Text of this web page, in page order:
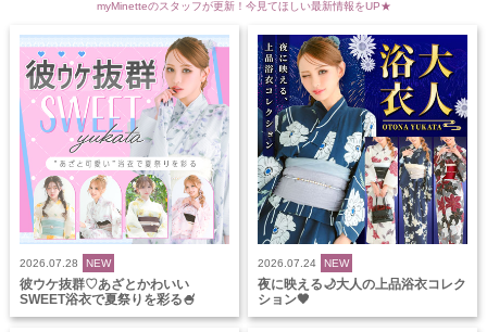
myMinetteのスタッフが更新！今見てほしい最新情報をUP★
2026.07.28 NEW
彼ウケ抜群♡あざとかわいい
SWEET浴衣で夏祭りを彩る🍧
2026.07.24 NEW
夜に映える🌙大人の上品浴衣コレク
ション🖤